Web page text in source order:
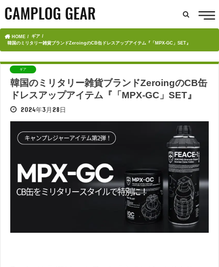
HOME
ギア
韓国のミリタリー雑貨ブランドZeroingのCB缶ドレスアップアイテム『「MPX-GC」SET』
ギア
韓国のミリタリー雑貨ブランドZeroingのCB缶
ドレスアップアイテム『「MPX-GC」SET』
2024年3月28日